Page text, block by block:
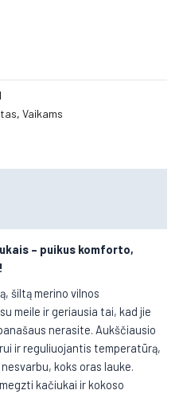
, Vaikams
– puikus komforto,
šiltą merino vilnos
meile ir geriausia tai, kad jie
nerasite. Aukščiausio
ir reguliuojantis temperatūrą,
koks oras lauke.
kačiukai ir kokoso